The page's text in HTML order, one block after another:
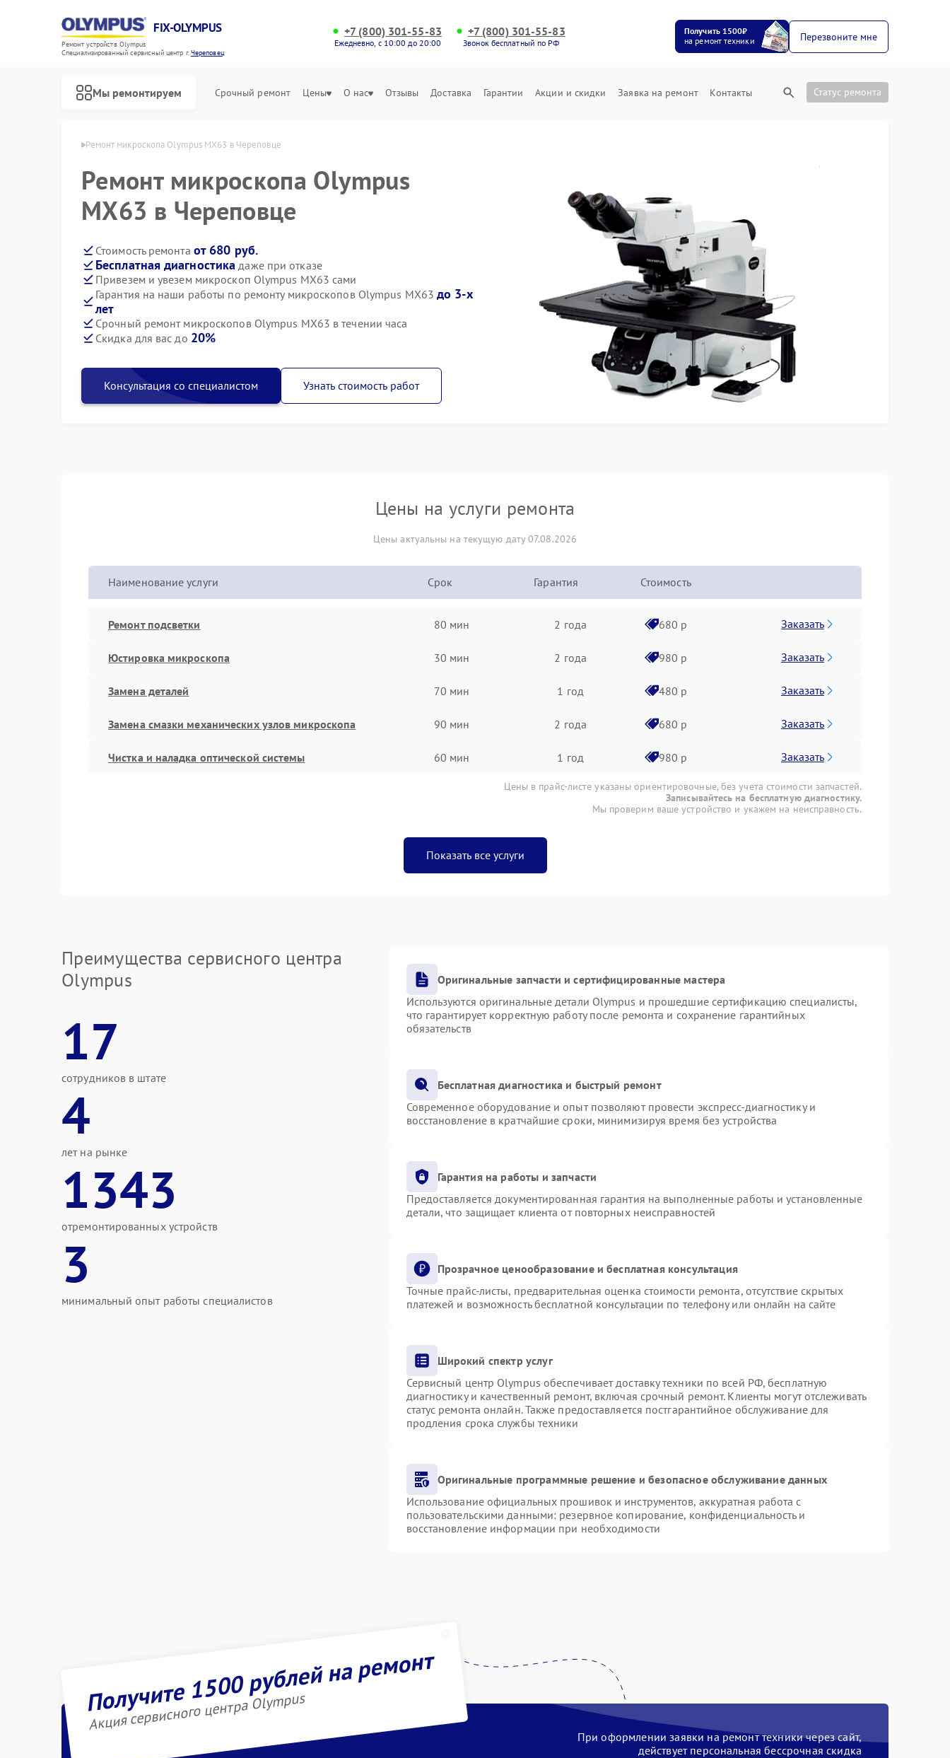
FIX-OLYMPUS
Ремонт устройств Olympus
Специализированный cервисный центр г.Череповец
+7 (800) 301-55-83
Ежедневно, с 10:00 до 20:00
+7 (800) 301-55-83
Звонок бесплатный по РФ
Получить 1500₽
на ремонт техники
Перезвоните мне
Мы ремонтируем Срочный ремонт Цены О нас Отзывы Доставка Гарантии Акции и скидки Заявка на ремонт Контакты Статус ремонта
Ремонт микроскопа Olympus MX63 в Череповце
Ремонт микроскопа Olympus
MX63 в Череповце
Стоимость ремонта от 680 руб.
Бесплатная диагностика даже при отказе
Привезем и увезем микроскоп Olympus MX63 сами
Гарантия на наши работы по ремонту микроскопов Olympus MX63 до 3-х
лет
Срочный ремонт микроскопов Olympus MX63 в течении часа
Скидка для вас до 20%
Консультация со специалистом Узнать стоимость работ
Цены на услуги ремонта
Цены актуальны на текущую дату 07.08.2026
Наименование услуги Срок Гарантия Стоимость
Ремонт подсветки 80 мин 2 года 680 р Заказать
Юстировка микроскопа 30 мин 2 года 980 р Заказать
Замена деталей 70 мин 1 год 480 р Заказать
Замена смазки механических узлов микроскопа 90 мин 2 года 680 р Заказать
Чистка и наладка оптической системы 60 мин 1 год 980 р Заказать
Цены в прайс-листе указаны ориентировочные, без учета стоимости запчастей.
Записывайтесь на бесплатную диагностику.
Мы проверим ваше устройство и укажем на неисправность.
Показать все услуги
Преимущества сервисного центра
Olympus
17
сотрудников в штате
4
лет на рынке
1343
отремонтированных устройств
3
минимальный опыт работы специалистов
Оригинальные запчасти и сертифицированные мастера
Используются оригинальные детали Olympus и прошедшие сертификацию специалисты,
что гарантирует корректную работу после ремонта и сохранение гарантийных
обязательств
Бесплатная диагностика и быстрый ремонт
Современное оборудование и опыт позволяют провести экспресс-диагностику и
восстановление в кратчайшие сроки, минимизируя время без устройства
Гарантия на работы и запчасти
Предоставляется документированная гарантия на выполненные работы и установленные
детали, что защищает клиента от повторных неисправностей
Прозрачное ценообразование и бесплатная консультация
Точные прайс-листы, предварительная оценка стоимости ремонта, отсутствие скрытых
платежей и возможность бесплатной консультации по телефону или онлайн на сайте
Широкий спектр услуг
Сервисный центр Olympus обеспечивает доставку техники по всей РФ, бесплатную
диагностику и качественный ремонт, включая срочный ремонт. Клиенты могут отслеживать
статус ремонта онлайн. Также предоставляется постгарантийное обслуживание для
продления срока службы техники
Оригинальные программные решение и безопасное обслуживание данных
Использование официальных прошивок и инструментов, аккуратная работа с
пользовательскими данными: резервное копирование, конфиденциальность и
восстановление информации при необходимости
Получите 1500 рублей на ремонт
Акция сервисного центра Olympus
При оформлении заявки на ремонт техники через сайт,
действует персональная бессрочная скидка